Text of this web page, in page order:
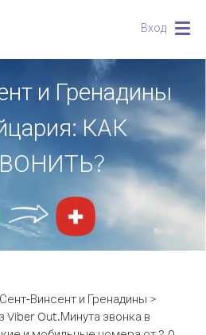
Вход
и Гренадины
КАК
Винсент и Гренадины >
Viber Out.Минута звонка в